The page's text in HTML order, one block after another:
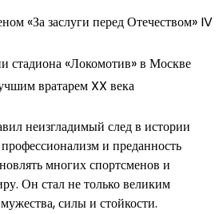
«За заслуги перед Отечеством» IV
стадиона «Локомотив» в Москве
вратарем XX века
неизгладимый след в истории
и преданность
многих спортсменов и
Он стал не только великим
силы и стойкости.